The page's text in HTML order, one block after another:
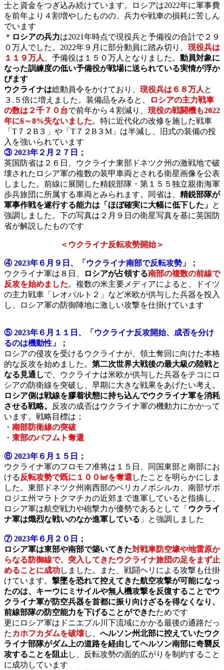
士と資金をつぎ込み続けています。ロシアは2022年に軍事費
を前年より４割増やしたものの、兵力や戦車の損耗に苦しん
でいます
＊ ロシアの兵力は2021年時点で現役兵と予備役の合計で２９
０万人でした。2022年９月に部分動員に踏み切り、 現役兵は
１１９万人
、予備役は１５０万人となりました。 動員対象に
なった訓練度の低い予備役が戦場に送られている実情が浮か
びます
ウクライナは総動員令をかけており、 現役兵は６８万人 と
３.５倍に増えました。装備品をみると、
ロシアの主力戦車
の数は２千７０台で前年から４割減り、 現役の戦闘機も2022
年に6～8%失ないました。特に近代化の改修を施した戦車
「T７２B３」や「T７２B３M」は半減し、旧式の装備の投
入を強いられています
③ 2023年２月２７日；
英国防省は２６日、ウクライナ東部ドネツク州の激戦地で破
壊されたロシア軍の複数の装甲車両とされる衛星画像を公表
しました。前線に展開した精鋭部隊・第１５５独立親衛海軍
歩兵旅団に所属する車両とみられます。同省は、 精鋭部隊が
軍事作戦を遂行する能力は「ほぼ確実に大幅に低下した」 と
強調しました。下の写真は２月９日の衛星写真を基に英国防
省が解説したものです
＜ウクライナ反転攻勢開始＞
④ 2023年６月９日、「 ウクライナ南部で反転攻勢」；
ウクライナ軍は８日、
ロシアが占領する南部の複数の前線で
反攻を始めました。複数の米主要メディアによると、ドイツ
の主力戦車「レオパルト２」など米欧が供与した兵器を投入
し、ロシア軍の防御陣地に激しい攻撃を仕掛けています
⑤ 2023年６月１１日、「 ウクライナ反攻開始、成否を分け
るのは機動性」；
ロシアの侵攻を受けるウクライナが、領土奪回に向けた本格
的な反攻を始めました。 第二次世界大戦後の最大級の陸戦と
なる見通しで、ウクライナは米欧が供与した兵器をテコにロ
シアの防衛線を突破し、早期に大きな戦果をあげたい考え。
ロシア側は戦線を膠着状態に持ち込んでウクライナ軍を消耗
させる戦略。
反攻の成否はウクライナ軍の機動力にかかって
います。戦略目標は；
・ 南部防衛線の突破
・ 東部のバフムト奪還
⑥ 2023年６月１５日；
ウクライナ軍のフロモフ准将は１５日、同国東部と南部にお
ける 反転攻勢で既に１００㎢を奪還 したことを明らかにしま
した。東部ドネツク州南西部のベリカノボシルカ、南部ザポ
ロジエ州マラトクマチカの近郊まで進軍していると指摘し、
ロシア軍は航空戦力や砲撃力が優勢であるとして「 ウクライ
ナ軍は熾烈な戦いのなか進軍している 」と強調しました
⑦ 2023年６月２０日；
ロシア軍は東部や南部で築いてきた対戦車防空壕や地雷原か
らなる防御線で、突入してきたウクライナ旅団の足をまず止
めることに成功しました。また、戦闘ヘリによる攻撃も仕掛
けています。 撃墜を恐れて控えてきた航空攻撃が可能になっ
たのは、キーウにミサイルや無人機攻撃を反復することでウ
クライナ軍が防空兵器を首都に振り向けざるを得なくなり 、
前線部隊の防空能力を下げることができたためです
更にロシア軍はドニエプル川下流域にかかる最後の通路だっ
た カホフカダムを破壊し、 へルソン州北部に控えていたウク
ライナ部隊がダム上の道路を経由してヘルソン南部に奇襲反
攻することを阻止 し、反転攻勢の面的広がりを制約すること
に成功しています